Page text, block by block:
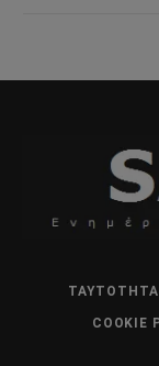
ΤΑΥΤΌΤΗΤΑ
COOKIE